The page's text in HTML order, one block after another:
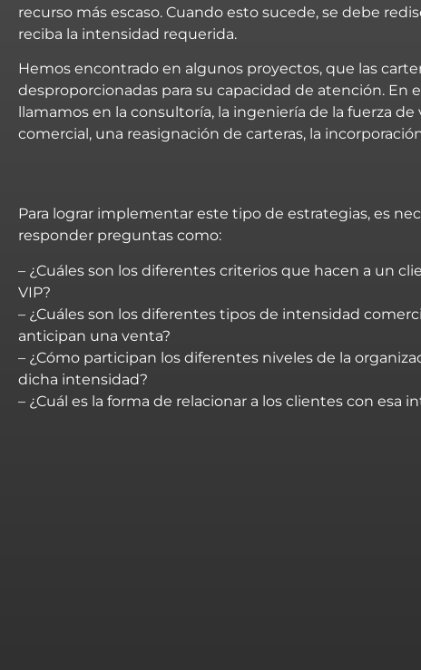
recurso más escaso. Cuando esto sucede, se debe
reciba la intensidad requerida.
Hemos encontrado en algunos proyectos, que las
desproporcionadas para su capacidad de atención.
llamamos en la consultoría, la ingeniería de la fuerza
comercial, una reasignación de carteras, la
Para lograr implementar este tipo de estrategias, es
responder preguntas como:
– ¿Cuáles son los diferentes criterios que hacen a un
VIP?
– ¿Cuáles son los diferentes tipos de intensidad
anticipan una venta?
– ¿Cómo participan los diferentes niveles de la
dicha intensidad?
– ¿Cuál es la forma de relacionar a los clientes con esa